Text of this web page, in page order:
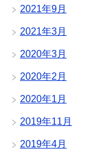
2021年9月
2021年3月
2020年3月
2020年2月
2020年1月
2019年11月
2019年4月